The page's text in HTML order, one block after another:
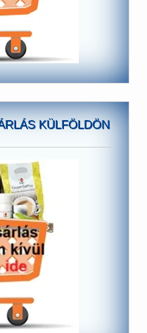
KÜLFÖLDÖN